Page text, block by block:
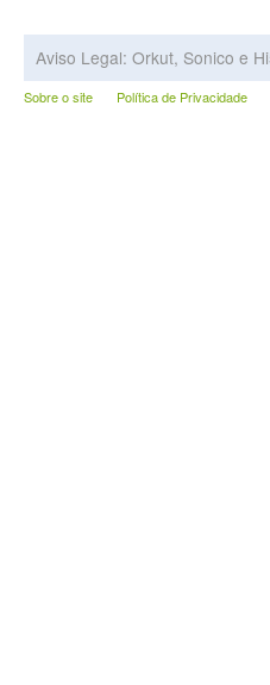
Aviso Legal: Orkut, Sonico e
Sobre o site Política de Privacidade